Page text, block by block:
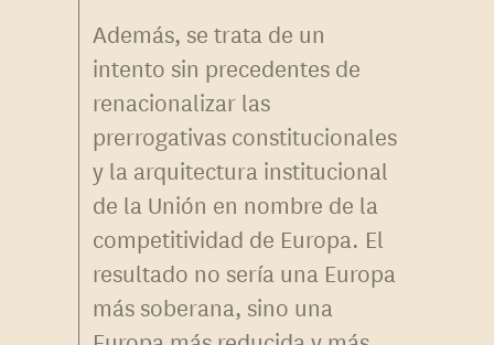
Además, se trata de un
intento sin precedentes de
renacionalizar las
prerrogativas constitucionales
y la arquitectura institucional
de la Unión en nombre de la
competitividad de Europa. El
resultado no sería una Europa
más soberana, sino una